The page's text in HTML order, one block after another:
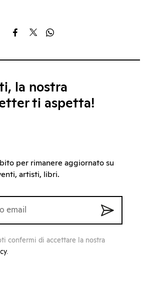
la nostra
ti aspetta!
per rimanere aggiornato su
artisti, libri.
confermi di accettare la nostra
.